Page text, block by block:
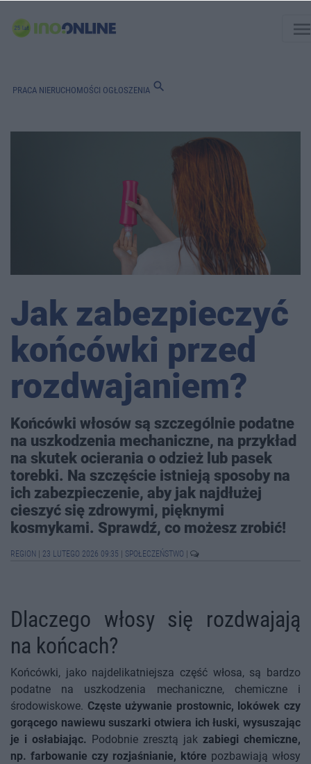
PRACA NIERUCHOMOŚCI OGŁOSZENIA search
Jak zabezpieczyć
końcówki przed
rozdwajaniem?
Końcówki włosów są szczególnie podatne
na uszkodzenia mechaniczne, na przykład
na skutek ocierania o odzież lub pasek
torebki. Na szczęście istnieją sposoby na
ich zabezpieczenie, aby jak najdłużej
cieszyć się zdrowymi, pięknymi
kosmykami. Sprawdź, co możesz zrobić!
REGION 23 LUTEGO 2026 09:35 SPOŁECZEŃSTWO
Dlaczego włosy się rozdwajają
na końcach?
Końcówki, jako najdelikatniejsza część włosa, są bardzo
podatne na uszkodzenia mechaniczne, chemiczne i
środowiskowe. Częste używanie prostownic, lokówek czy
gorącego nawiewu suszarki otwiera ich łuski, wysuszając
je i osłabiając. Podobnie zresztą jak zabiegi chemiczne,
np. farbowanie czy rozjaśnianie, które pozbawiają włosy